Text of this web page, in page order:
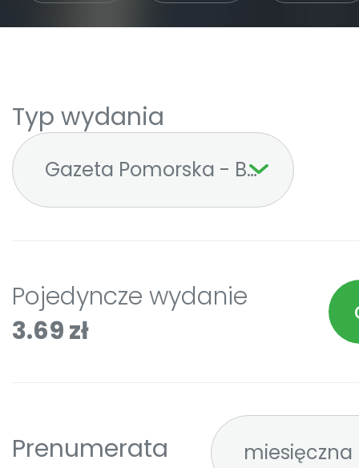
Typ wydania
Gazeta Pomorska - Bydgoszcz
Pojedyncze wydanie
3.69 zł
Prenumerata